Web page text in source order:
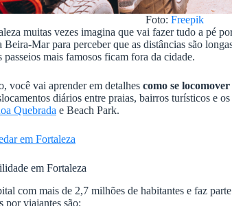
Foto: Freepik
muitas vezes imagina que vai fazer tudo a pé
Beira-Mar para perceber que as distâncias são
passeios mais famosos ficam fora da cidade.
você vai aprender em detalhes como se
diários entre praias, bairros turísticos e
Quebrada e Beach Park.
em Fortaleza
em Fortaleza
com mais de 2,7 milhões de habitantes e faz
por viajantes são: